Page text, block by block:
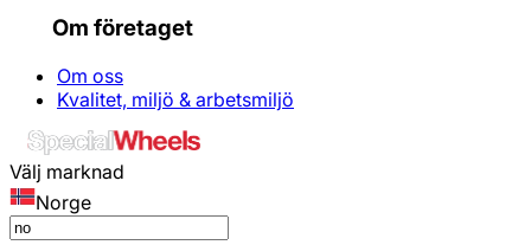
Om företaget
Om oss
Kvalitet, miljö & arbetsmiljö
Välj marknad
Norge